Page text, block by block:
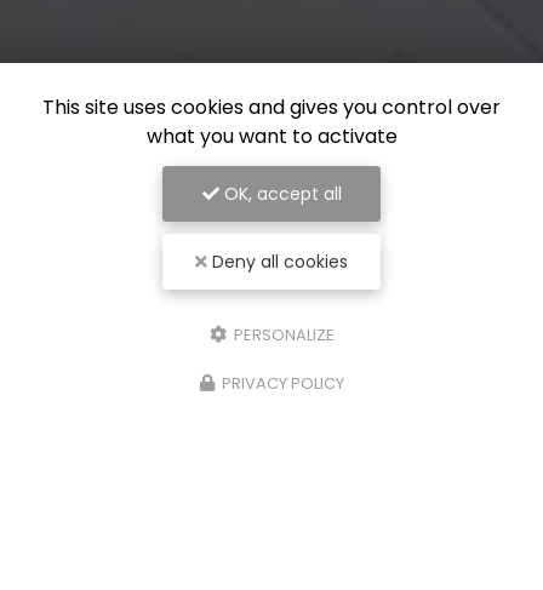
This site uses cookies and gives you control over
what you want to activate
OK, accept all
Deny all cookies
PERSONALIZE
PRIVACY POLICY